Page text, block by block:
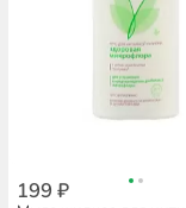
199 ₽